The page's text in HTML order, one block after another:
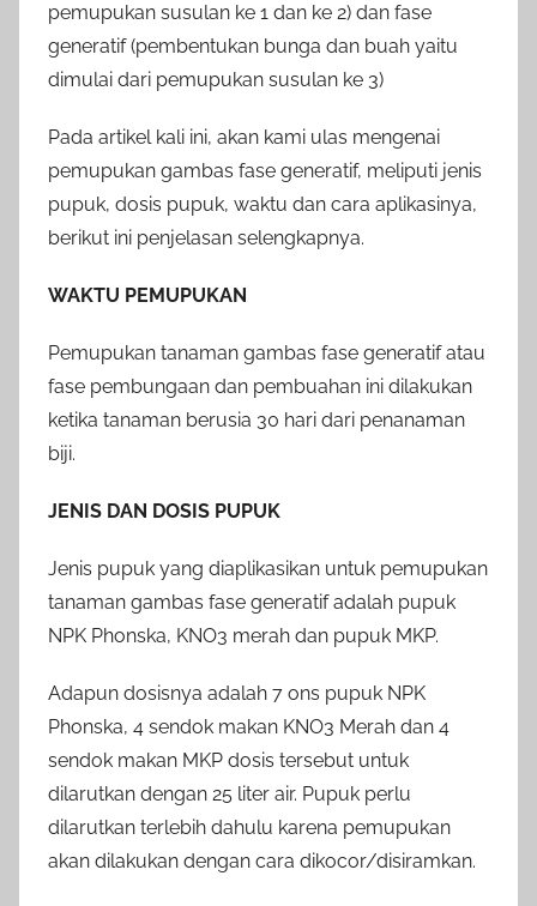
pemupukan susulan ke 1 dan ke 2) dan fase
generatif (pembentukan bunga dan buah yaitu
dimulai dari pemupukan susulan ke 3)
Pada artikel kali ini, akan kami ulas mengenai
pemupukan gambas fase generatif, meliputi jenis
pupuk, dosis pupuk, waktu dan cara aplikasinya,
berikut ini penjelasan selengkapnya.
WAKTU PEMUPUKAN
Pemupukan tanaman gambas fase generatif atau
fase pembungaan dan pembuahan ini dilakukan
ketika tanaman berusia 30 hari dari penanaman
biji.
JENIS DAN DOSIS PUPUK
Jenis pupuk yang diaplikasikan untuk pemupukan
tanaman gambas fase generatif adalah pupuk
NPK Phonska, KNO3 merah dan pupuk MKP.
Adapun dosisnya adalah 7 ons pupuk NPK
Phonska, 4 sendok makan KNO3 Merah dan 4
sendok makan MKP dosis tersebut untuk
dilarutkan dengan 25 liter air. Pupuk perlu
dilarutkan terlebih dahulu karena pemupukan
akan dilakukan dengan cara dikocor/disiramkan.